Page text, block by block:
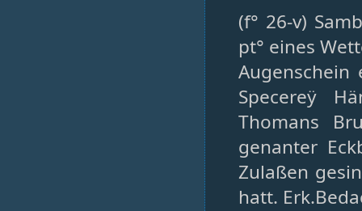
(f° 26-v)
pt° eines
Augenschein
Specereÿ
Thomans
genanter
Zulaßen
hatt.